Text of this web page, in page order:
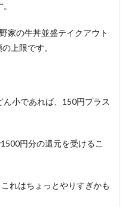
家の牛丼並盛テイクアウト
上限です。
小であれば、150円プラス
円分の還元を受けるこ
れはちょっとやりすぎかも